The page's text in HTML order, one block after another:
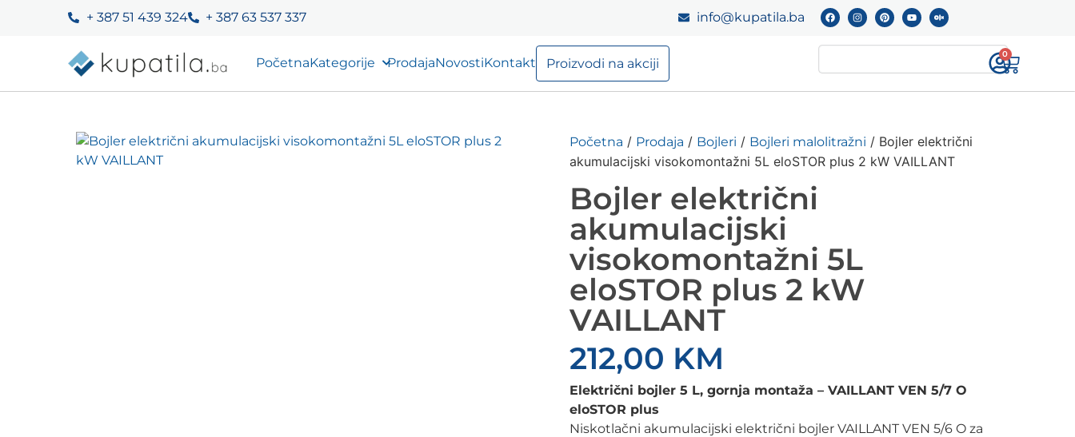
+ 387 51 439 324 + 387 63 537 337 info@kupatila.ba
PočetnaKategorije ProdajaNovostiKontakt Proizvodi na akciji
0
Početna / Prodaja / Bojleri / Bojleri malolitražni / Bojler električni
akumulacijski visokomontažni 5L eloSTOR plus 2 kW VAILLANT
Bojler električni
akumulacijski
visokomontažni 5L
eloSTOR plus 2 kW
VAILLANT
212,00 KM
Električni bojler 5 L, gornja montaža – VAILLANT VEN 5/7 O
eloSTOR plus
Niskotlačni akumulacijski električni bojler VAILLANT VEN 5/6 O za